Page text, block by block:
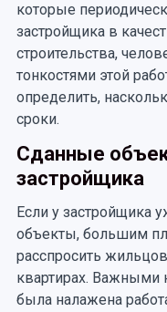
которые
застройщика в
строительства,
тонкостями этой
определить,
сроки.
Сданные
застройщика
Если у застройщика
объекты, большим
расспросить
квартирах. Важными
была налажена